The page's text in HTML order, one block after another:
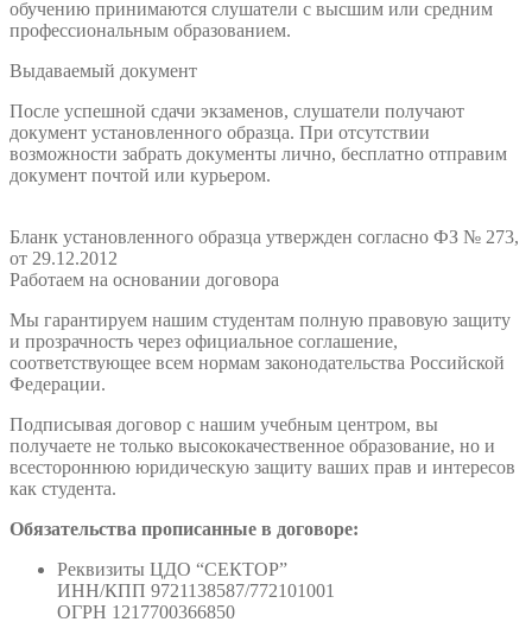
обучению принимаются слушатели с высшим или средним
профессиональным образованием.
Выдаваемый документ
После успешной сдачи экзаменов, слушатели получают
документ установленного образца. При отсутствии
возможности забрать документы лично, бесплатно отправим
документ почтой или курьером.
Бланк установленного образца утвержден согласно ФЗ № 273,
от 29.12.2012
Работаем на основании договора
Мы гарантируем нашим студентам полную правовую защиту
и прозрачность через официальное соглашение,
соответствующее всем нормам законодательства Российской
Федерации.
Подписывая договор с нашим учебным центром, вы
получаете не только высококачественное образование, но и
всестороннюю юридическую защиту ваших прав и интересов
как студента.
Обязательства прописанные в договоре:
Реквизиты ЦДО “СЕКТОР”
ИНН/КПП 9721138587/772101001
ОГРН 1217700366850